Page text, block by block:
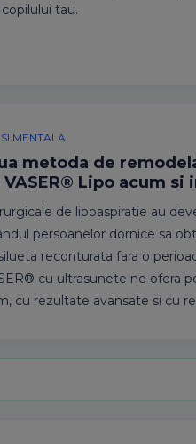
tau.
MENTALA
metoda de
Lipo acum si
de lipoaspiratie au
persoanelor dornice sa
reconturata fara o
cu ultrasunete ne ofera
cu rezultate avansate si cu